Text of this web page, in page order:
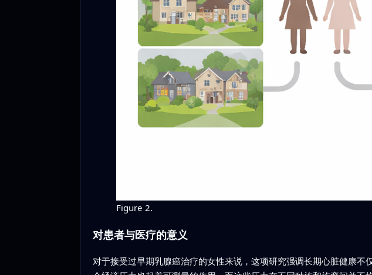
Figure 2.
对患者与医疗的意义
对于接受过早期乳腺癌治疗的女性来说，这项研究强调长期心脏健康